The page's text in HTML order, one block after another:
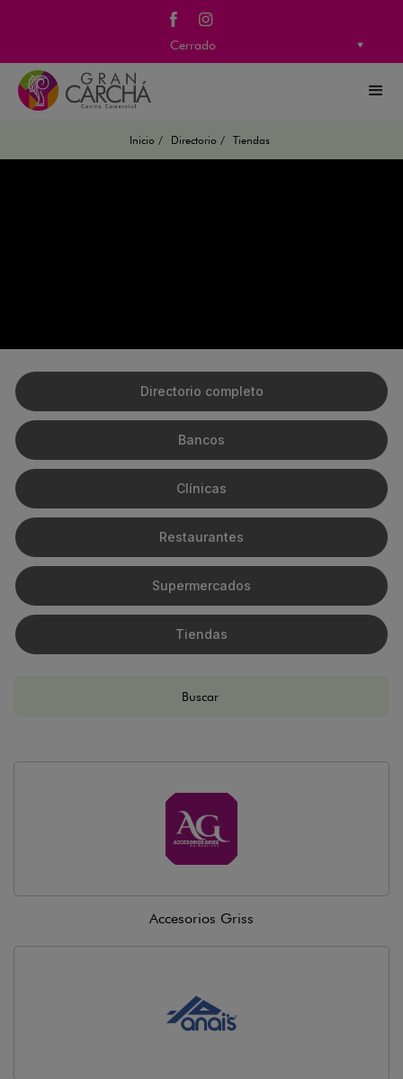
Cerrado
Inicio / Directorio / Tiendas
Directorio completo
Bancos
Clínicas
Restaurantes
Supermercados
Tiendas
Accesorios Griss